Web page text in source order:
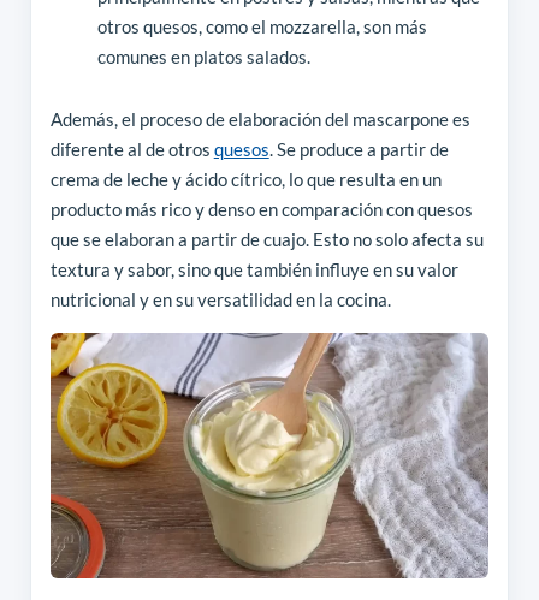
otros quesos, como el mozzarella, son más
comunes en platos salados.
Además, el proceso de elaboración del mascarpone es
diferente al de otros quesos . Se produce a partir de
crema de leche y ácido cítrico, lo que resulta en un
producto más rico y denso en comparación con quesos
que se elaboran a partir de cuajo. Esto no solo afecta su
textura y sabor, sino que también influye en su valor
nutricional y en su versatilidad en la cocina.